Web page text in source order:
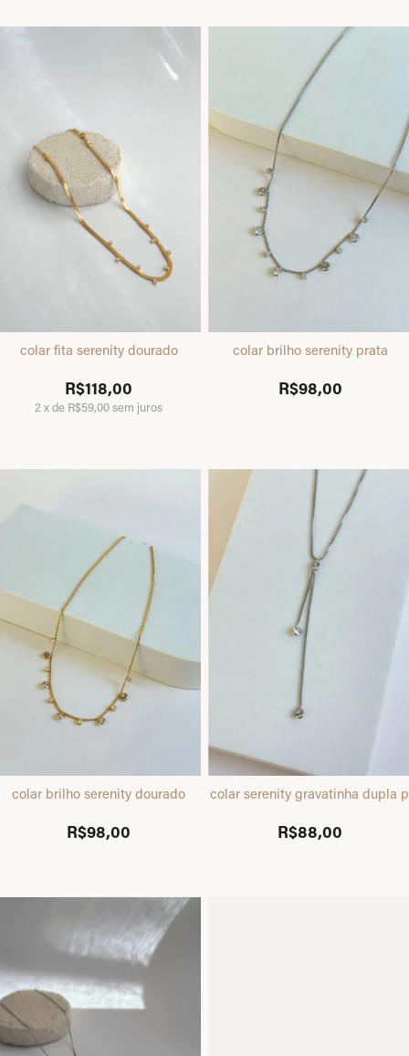
colar fita serenity dourado
R$118,00
2xde R$59,00sem juros
colar brilho serenity prata
R$98,00
colar brilho serenity dourado
R$98,00
colar serenity gravatinha dupla
R$88,00